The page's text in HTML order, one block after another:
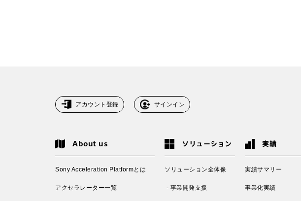
アカウント登録 サインイン
About us
Sony Acceleration Platformとは
アクセラレーター一覧
ソリューション
ソリューション全体像
- 事業開発支援
実績
実績サマリー
事業化実績